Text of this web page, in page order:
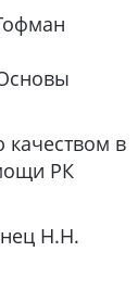
в
РК
Н.Н.